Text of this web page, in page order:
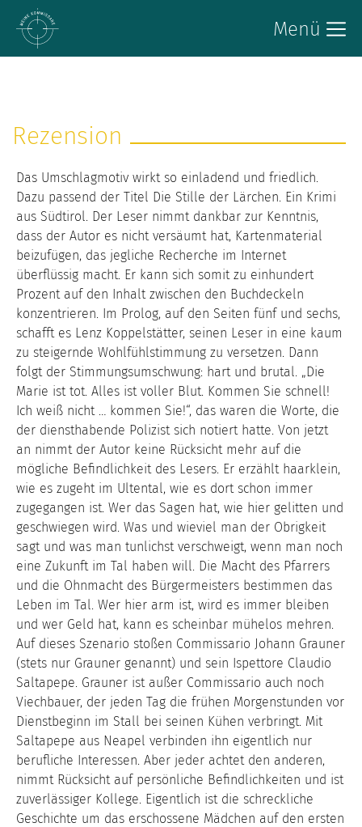
Menü
Rezension
Das Umschlagmotiv wirkt so einladend und friedlich.
Dazu passend der Titel Die Stille der Lärchen. Ein Krimi
aus Südtirol. Der Leser nimmt dankbar zur Kenntnis,
dass der Autor es nicht versäumt hat, Kartenmaterial
beizufügen, das jegliche Recherche im Internet
überflüssig macht. Er kann sich somit zu einhundert
Prozent auf den Inhalt zwischen den Buchdeckeln
konzentrieren. Im Prolog, auf den Seiten fünf und sechs,
schafft es Lenz Koppelstätter, seinen Leser in eine kaum
zu steigernde Wohlfühlstimmung zu versetzen. Dann
folgt der Stimmungsumschwung: hart und brutal. „Die
Marie ist tot. Alles ist voller Blut. Kommen Sie schnell!
Ich weiß nicht … kommen Sie!“, das waren die Worte, die
der diensthabende Polizist sich notiert hatte. Von jetzt
an nimmt der Autor keine Rücksicht mehr auf die
mögliche Befindlichkeit des Lesers. Er erzählt haarklein,
wie es zugeht im Ultental, wie es dort schon immer
zugegangen ist. Wer das Sagen hat, wie hier gelitten und
geschwiegen wird. Was und wieviel man der Obrigkeit
sagt und was man tunlichst verschweigt, wenn man noch
eine Zukunft im Tal haben will. Die Macht des Pfarrers
und die Ohnmacht des Bürgermeisters bestimmen das
Leben im Tal. Wer hier arm ist, wird es immer bleiben
und wer Geld hat, kann es scheinbar mühelos mehren.
Auf dieses Szenario stoßen Commissario Johann Grauner
(stets nur Grauner genannt) und sein Ispettore Claudio
Saltapepe. Grauner ist außer Commissario auch noch
Viechbauer, der jeden Tag die frühen Morgenstunden vor
Dienstbeginn im Stall bei seinen Kühen verbringt. Mit
Saltapepe aus Neapel verbinden ihn eigentlich nur
berufliche Interessen. Aber jeder achtet den anderen,
nimmt Rücksicht auf persönliche Befindlichkeiten und ist
zuverlässiger Kollege. Eigentlich ist die schreckliche
Geschichte um das erschossene Mädchen auf den ersten